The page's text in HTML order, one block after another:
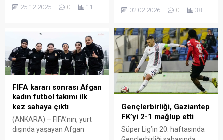
haftasında Rams
Furbol Kulübü karşılaştı.
Başakşehir fatih terim
stadyumu’nda saat 17.00’de
başlayan ve hakem Ali
Şansalan’ın düdük çaldığı
kazandı. Konuk takım
Gaziantep FK karşıısnda
Başakşehir’e galibiyeti
getiren golleri 21....
25.12.2025 0 11
Brezilya Jiu-Jitsusu (BJJ)
eden 14 yaşındaki ortaokul
öğrencisi Kıvanç Uygun, aynı
gün iki farklı branşta
madalya kazanarak önemli
bir başarı elde etti. 12–14
yaş grubunda 43 kilo
kategorisinde yarışan
Uygun, uluslararası
grappling turnuvasında
oldu. İlk turda Fransa’dan...
02.02.2026 0 38
FIFA kararı sonrası Afgan
kadın futbol takımı ilk
kez sahaya çıktı
(ANKARA) – FIFA’nın, yurt
dışında yaşayan Afgan
Gençlerbirliği, Gaziantep
FK’yi 2-1 mağlup etti
Süper Lig’in 20. haftasında